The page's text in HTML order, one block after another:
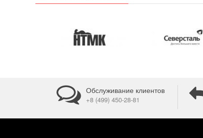
Обслуживание клиентов
+8 (499) 450-28-81